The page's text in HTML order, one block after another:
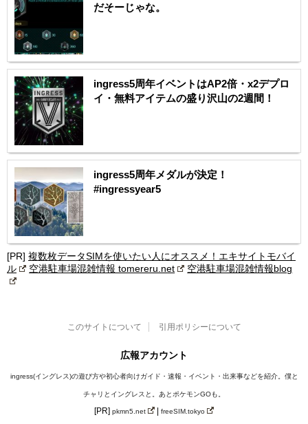
だそーじゃな。
ingress5周年イベントはAP2倍・x2デプロ
イ・無料アイテムの盛り沢山の2週間！
ingress5周年メダルが決定！
#ingressyear5
[PR] 複数枚データSIMを使いたい人にオススメ！エキサイトモバイ
ル
空港駐車場混雑情報 tomereru.net 空港駐車場混雑情報blog
このサイトについて 引用ポリシーについて
広報アカウント
ingress(イングレス)の遊び方や初心者向けガイド・速報・イベント・出来事などを紹介。僕と
チャリとイングレスと。あとポケモンGOも。
[PR]pkmn5.net | freeSIM.tokyo